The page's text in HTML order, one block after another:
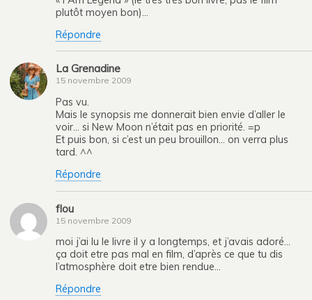
plutôt moyen bon)…
Répondre
La Grenadine
15 novembre 2009
Pas vu.
Mais le synopsis me donnerait bien envie d’aller le
voir… si New Moon n’était pas en priorité. =p
Et puis bon, si c’est un peu brouillon… on verra plus
tard. ^^
Répondre
flou
15 novembre 2009
moi j’ai lu le livre il y a longtemps, et j’avais adoré…
ça doit etre pas mal en film, d’après ce que tu dis
l’atmosphère doit etre bien rendue…
Répondre